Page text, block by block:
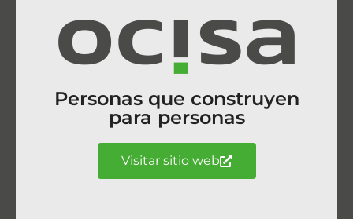
Personas que construyen
para personas
Visitar sitio web